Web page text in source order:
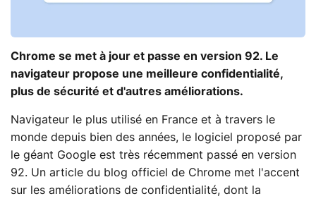
Chrome se met à jour et passe en version 92. Le
navigateur propose une meilleure confidentialité,
plus de sécurité et d'autres améliorations.
Navigateur le plus utilisé en France et à travers le
monde depuis bien des années, le logiciel proposé par
le géant Google est très récemment passé en version
92. Un article du blog officiel de Chrome met l'accent
sur les améliorations de confidentialité, dont la